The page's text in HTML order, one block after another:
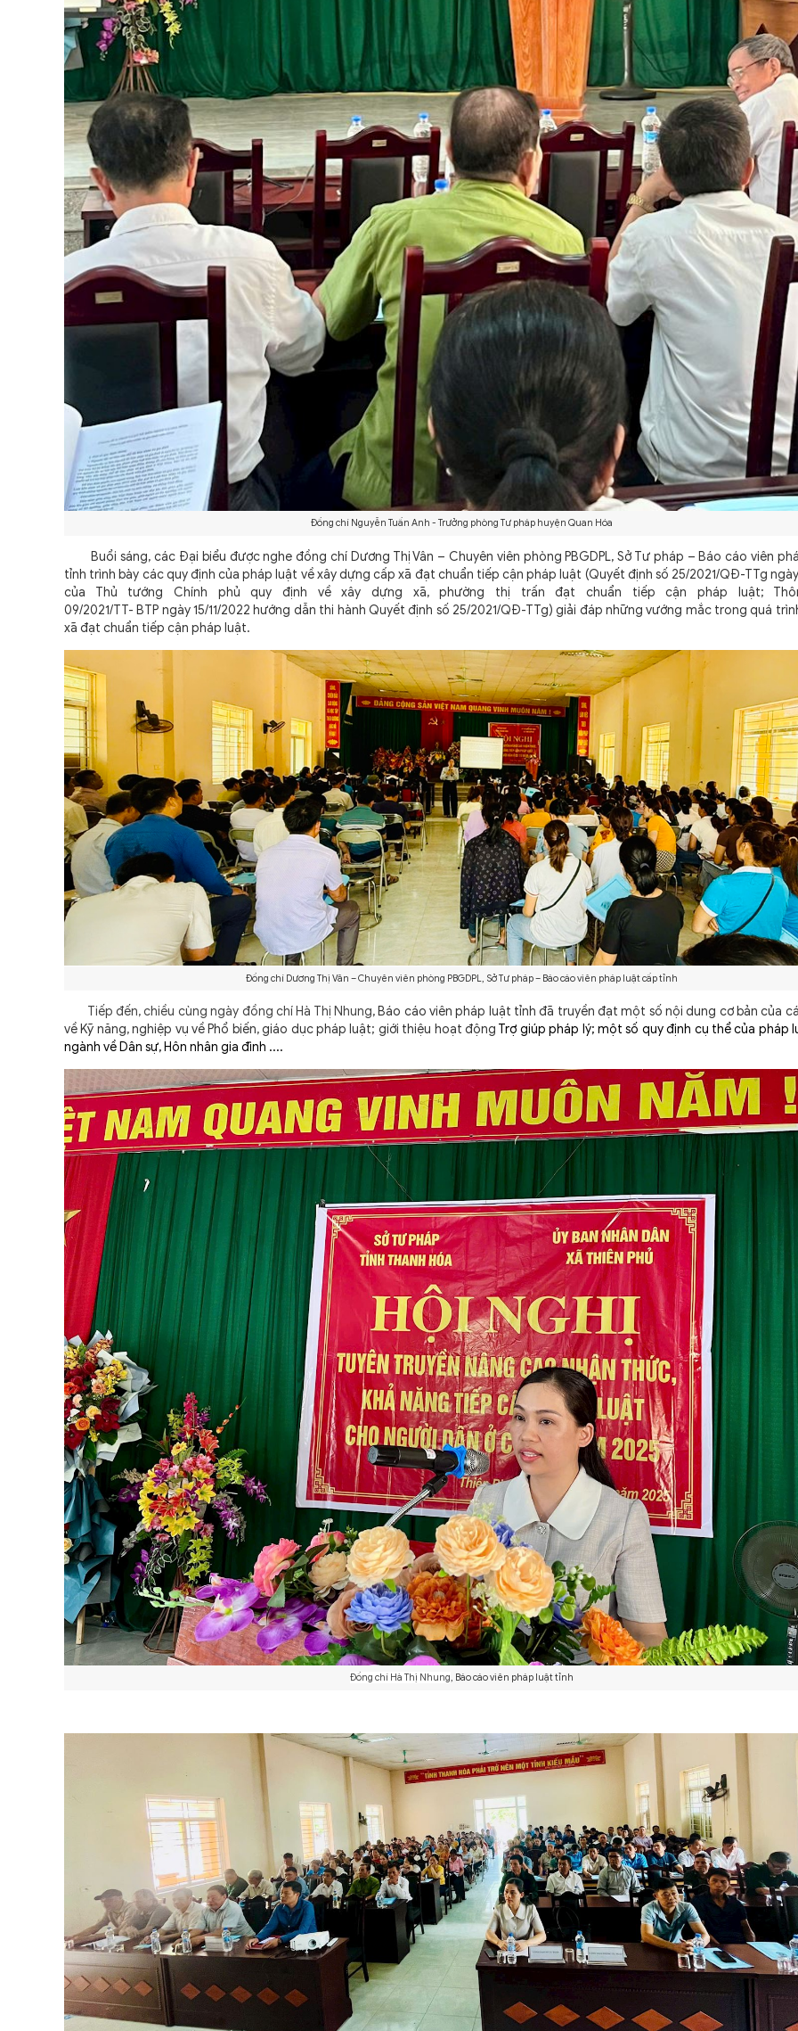
Đồng chí Nguyễn Tuấn Anh - Trưởng phòng Tư pháp huyện Quan Hóa
Buổi sáng, các Đại biểu được nghe đồng chí Dương Thị Vân – Chuyên viên phòng PBGDPL, Sở Tư pháp – Báo cáo viên
tỉnh trình bày các quy định của pháp luật về xây dựng cấp xã đạt chuẩn tiếp cận pháp luật (Quyết định số 25/2021/QĐ-TTg
của Thủ tướng Chính phủ quy định về xây dựng xã, phường thị trấn đạt chuẩn tiếp cận pháp luật;
09/2021/TT- BTP ngày 15/11/2022 hướng dẫn thi hành Quyết định số 25/2021/QĐ-TTg) giải đáp những vướng mắc trong quá
xã đạt chuẩn tiếp cận pháp luật.
Đồng chí Dương Thị Vân – Chuyên viên phòng PBGDPL, Sở Tư pháp – Báo cáo viên pháp luật cấp tỉnh
Tiếp đến, chiều cùng ngày đồng chí Hà Thị Nhung, Báo cáo viên pháp luật tỉnh đã truyền đạt một số nội dung cơ bản của
về Kỹ năng, nghiệp vụ về Phổ biến, giáo dục pháp luật; giới thiệu hoạt động Trợ giúp pháp lý; một số quy định cụ thể của pháp
ngành về Dân sự, Hôn nhân gia đình ....
Đồng chí Hà Thị Nhung, Báo cáo viên pháp luật tỉnh